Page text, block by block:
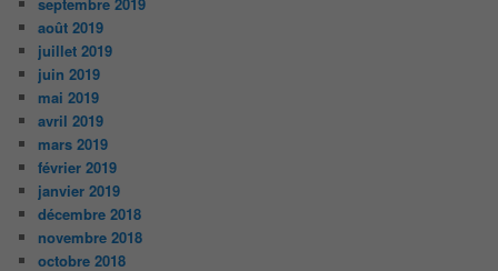
août 2019
juillet 2019
juin 2019
mai 2019
avril 2019
mars 2019
février 2019
janvier 2019
décembre 2018
novembre 2018
octobre 2018